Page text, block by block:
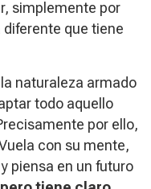
simplemente por
que tiene
naturaleza armado
todo aquello
por ello,
con su mente,
piensa en un futuro